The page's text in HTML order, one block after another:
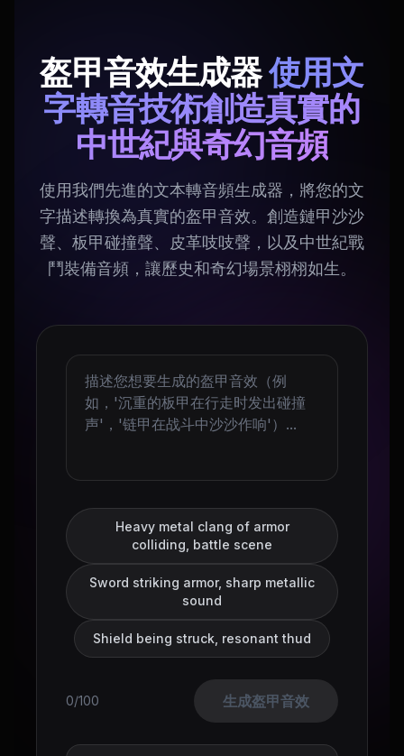
盔甲音效生成器使用文
字轉音技術創造真實的
中世紀與奇幻音頻
使用我們先進的文本轉音頻生成器，將您的文
字描述轉換為真實的盔甲音效。創造鏈甲沙沙
聲、板甲碰撞聲、皮革吱吱聲，以及中世紀戰
鬥裝備音頻，讓歷史和奇幻場景栩栩如生。
Heavy metal clang of armor
colliding, battle scene
Sword striking armor, sharp metallic
sound
Shield being struck, resonant thud
0/100 生成盔甲音效